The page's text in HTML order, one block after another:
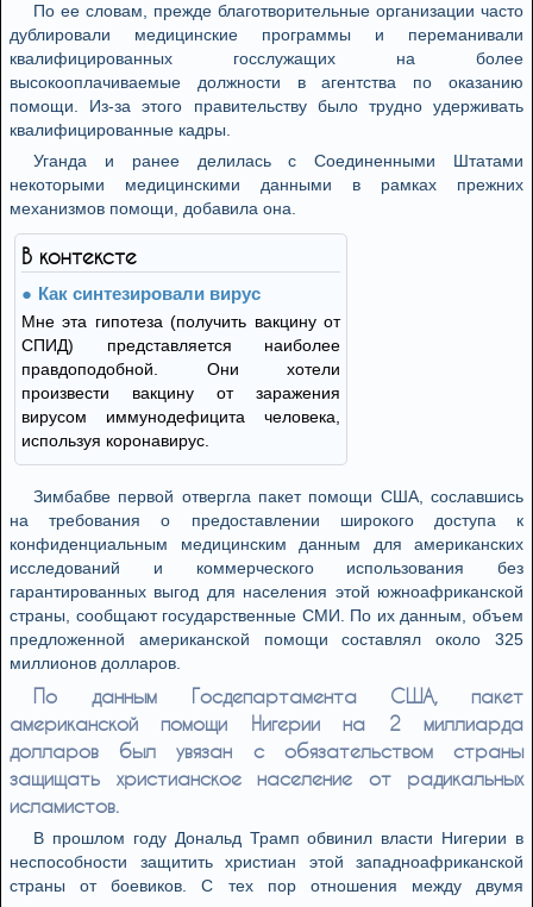
По ее словам, прежде благотворительные организации часто
дублировали медицинские программы и переманивали
квалифицированных госслужащих на более
высокооплачиваемые должности в агентства по оказанию
помощи. Из-за этого правительству было трудно удерживать
квалифицированные кадры.
Уганда и ранее делилась с Соединенными Штатами
некоторыми медицинскими данными в рамках прежних
механизмов помощи, добавила она.
В контексте
Как синтезировали вирус
Мне эта гипотеза (получить вакцину от
СПИД) представляется наиболее
правдоподобной. Они хотели
произвести вакцину от заражения
вирусом иммунодефицита человека,
используя коронавирус.
Зимбабве первой отвергла пакет помощи США, сославшись
на требования о предоставлении широкого доступа к
конфиденциальным медицинским данным для американских
исследований и коммерческого использования без
гарантированных выгод для населения этой южноафриканской
страны, сообщают государственные СМИ. По их данным, объем
предложенной американской помощи составлял около 325
миллионов долларов.
По данным Госдепартамента США, пакет
американской помощи Нигерии на 2 миллиарда
долларов был увязан с обязательством страны
защищать христианское население от радикальных
исламистов.
В прошлом году Дональд Трамп обвинил власти Нигерии в
неспособности защитить христиан этой западноафриканской
страны от боевиков. С тех пор отношения между двумя